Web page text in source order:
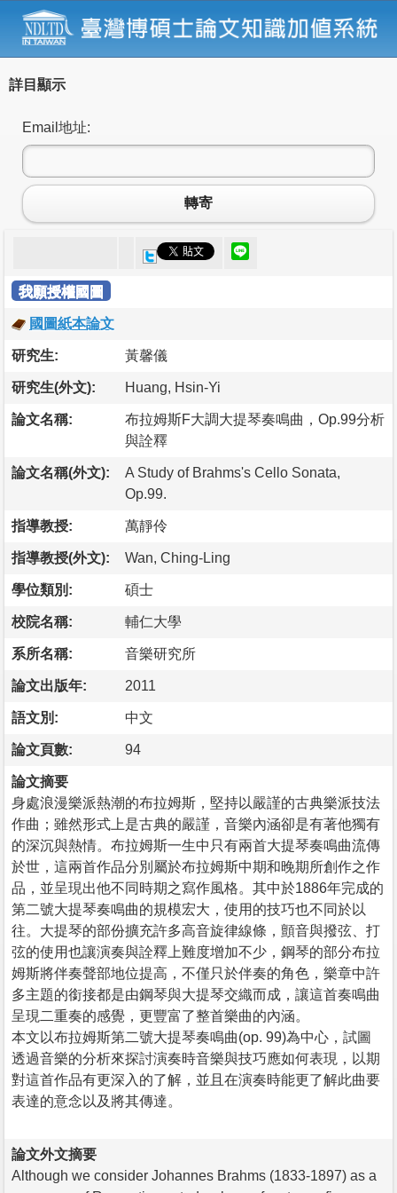
詳目顯示
Email地址:
轉寄
我願授權國圖
國圖紙本論文
研究生: 黃馨儀
研究生(外文): Huang, Hsin-Yi
論文名稱:
布拉姆斯F大調大提琴奏鳴曲，Op.99分析
與詮釋
論文名稱(外文):
A Study of Brahms's Cello Sonata,
Op.99.
指導教授: 萬靜伶
指導教授(外文): Wan, Ching-Ling
學位類別: 碩士
校院名稱: 輔仁大學
系所名稱: 音樂研究所
論文出版年: 2011
語文別: 中文
論文頁數: 94
論文摘要
身處浪漫樂派熱潮的布拉姆斯，堅持以嚴謹的古典樂派技法
作曲；雖然形式上是古典的嚴謹，音樂內涵卻是有著他獨有
的深沉與熱情。布拉姆斯一生中只有兩首大提琴奏鳴曲流傳
於世，這兩首作品分別屬於布拉姆斯中期和晚期所創作之作
品，並呈現出他不同時期之寫作風格。其中於1886年完成的
第二號大提琴奏鳴曲的規模宏大，使用的技巧也不同於以
往。大提琴的部份擴充許多高音旋律線條，顫音與撥弦、打
弦的使用也讓演奏與詮釋上難度增加不少，鋼琴的部分布拉
姆斯將伴奏聲部地位提高，不僅只於伴奏的角色，樂章中許
多主題的銜接都是由鋼琴與大提琴交織而成，讓這首奏鳴曲
呈現二重奏的感覺，更豐富了整首樂曲的內涵。
本文以布拉姆斯第二號大提琴奏鳴曲(op. 99)為中心，試圖
透過音樂的分析來探討演奏時音樂與技巧應如何表現，以期
對這首作品有更深入的了解，並且在演奏時能更了解此曲要
表達的意念以及將其傳達。
論文外文摘要
Although we consider Johannes Brahms (1833-1897) as a